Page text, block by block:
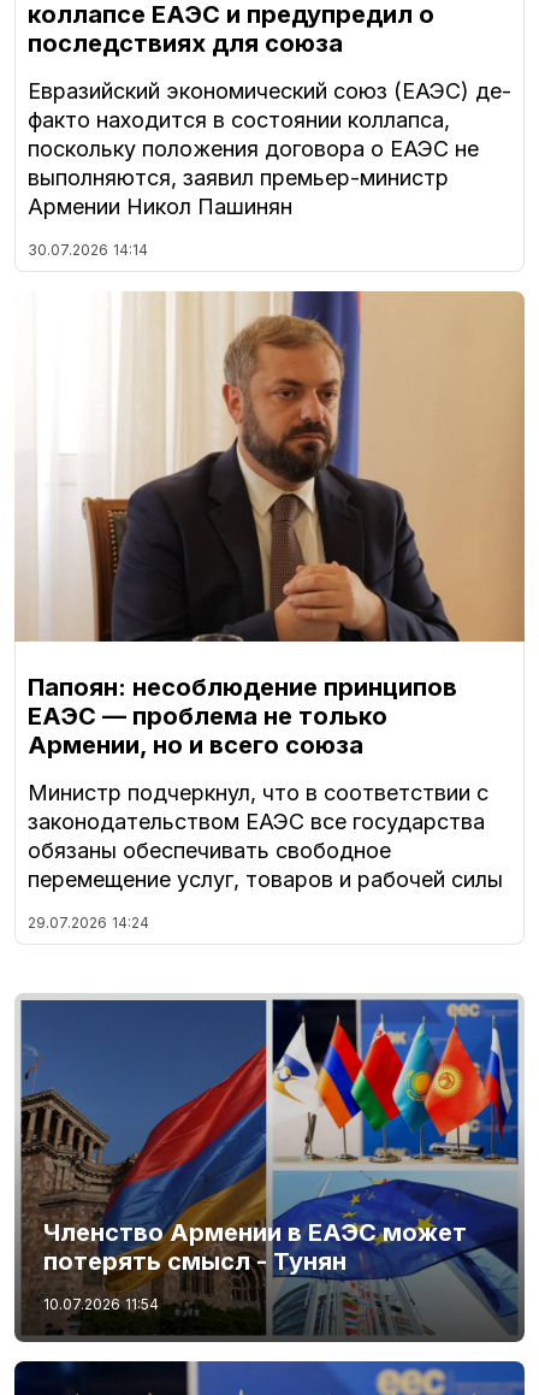
коллапсе ЕАЭС и предупредил о
последствиях для союза
Евразийский экономический союз (ЕАЭС) де-
факто находится в состоянии коллапса,
поскольку положения договора о ЕАЭС не
выполняются, заявил премьер-министр
Армении Никол Пашинян
30.07.2026 14:14
Папоян: несоблюдение принципов
ЕАЭС — проблема не только
Армении, но и всего союза
Министр подчеркнул, что в соответствии с
законодательством ЕАЭС все государства
обязаны обеспечивать свободное
перемещение услуг, товаров и рабочей силы
29.07.2026 14:24
Членство Армении в ЕАЭС может
потерять смысл - Тунян
10.07.2026 11:54